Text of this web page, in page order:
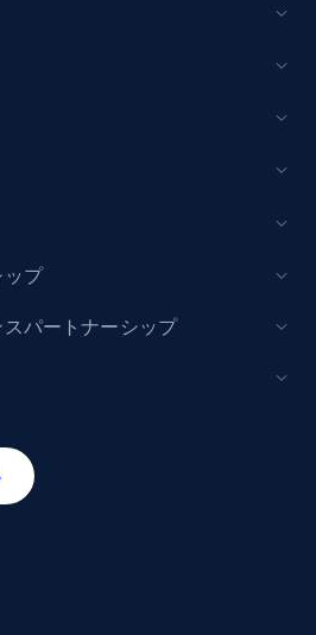
ップ
パートナーシップ